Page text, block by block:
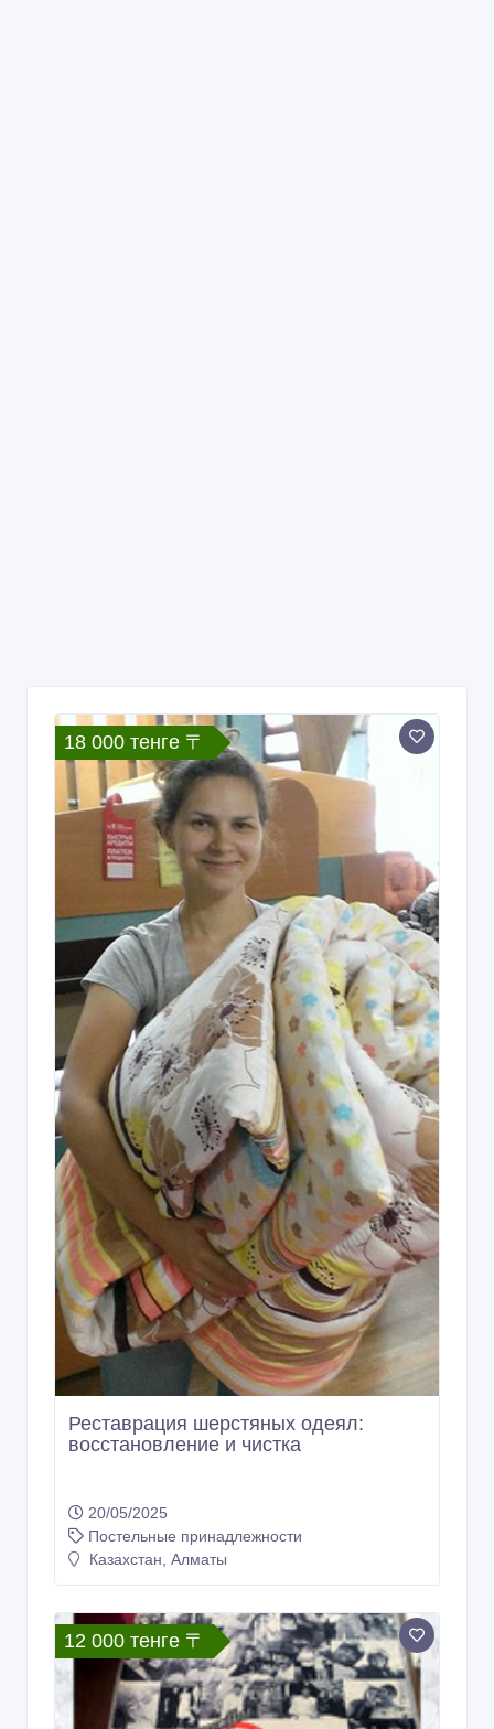
18 000 тенге 〒
Реставрация шерстяных одеял:
восстановление и чистка